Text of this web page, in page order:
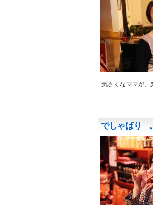
気さくなママが、
でしゃばり